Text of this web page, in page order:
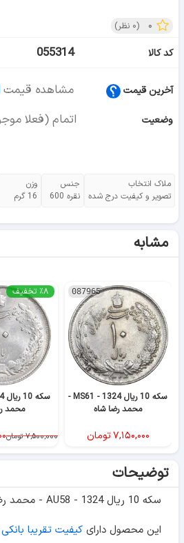
۰ (۰ نظر)
کد کالا
055314
آخرین قیمت مشاهده قیمت
وضعیت اتمام (فعلا
ملاک انتخاب
تصویر و کیفیت درج شده
جنس
نقره 600
وزن
16 گرم
مشابه
087965
سکه 10 ریال 1324 - MS61 -
محمد رضا شاه
۷,۱۵۰,۰۰۰تومان
محمد
٪۸ تخفیف
۷,۵۰۰,۰۰۰ تومان
توضیحات
سکه 10 ریال 1324 - AU58 - محمد رضا شاه
این محصول دارای کیفیت تقریبا بانکی AU58